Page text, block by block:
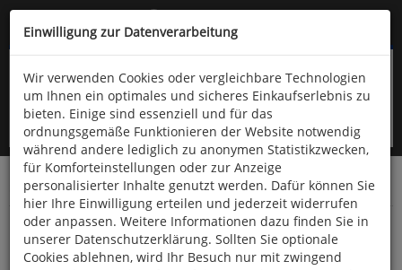
Kompletten Head der Seite überspringen
oder (06766) 9323-960
Startseite Bücher Verschiedene Sachgebiete
Fünf Hausmittel ersetzen eine Drogerie
Einwilligung zur Datenverarbeitung
Wir verwenden Cookies oder vergleichbare Technologien
um Ihnen ein optimales und sicheres Einkaufserlebnis zu
bieten. Einige sind essenziell und für das
ordnungsgemäße Funktionieren der Website notwendig
während andere lediglich zu anonymen Statistikzwecken,
für Komforteinstellungen oder zur Anzeige
personalisierter Inhalte genutzt werden. Dafür können Sie
hier Ihre Einwilligung erteilen und jederzeit widerrufen
oder anpassen. Weitere Informationen dazu finden Sie in
unserer Datenschutzerklärung. Sollten Sie optionale
Cookies ablehnen, wird Ihr Besuch nur mit zwingend